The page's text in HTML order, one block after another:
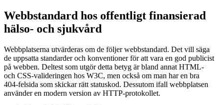
Webbstandard hos offentligt finansierad
hälso- och sjukvård
Webbplatserna utvärderas om de följer webbstandard. Det vill säga
de uppsatta standarder och konventioner för att vara en god publicist
på webben. Deltest som utgör detta betyg är bland annat HTML-
och CSS-valideringen hos W3C, men också om man har en bra
404-felsida som skickar rätt statuskod. Dessutom ifall webbplatsen
använder en modern version av HTTP-protokollet.